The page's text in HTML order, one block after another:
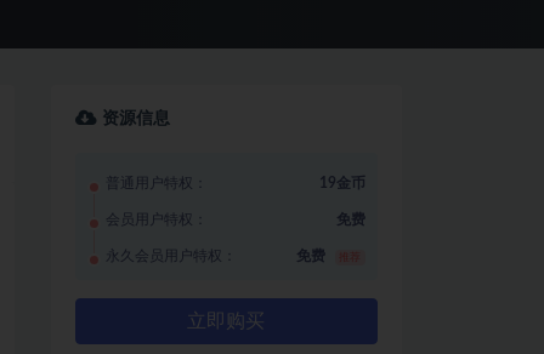
资源信息
普通用户特权： 19金币
会员用户特权： 免费
永久会员用户特权： 免费
立即购买